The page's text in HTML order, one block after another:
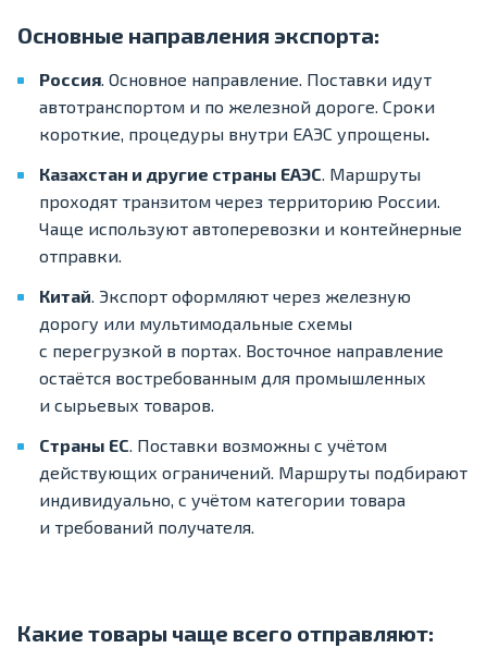
Основные направления экспорта:
Россия. Основное направление. Поставки идут
автотранспортом и по железной дороге. Сроки
короткие, процедуры внутри ЕАЭС упрощены.
Казахстан и другие страны ЕАЭС. Маршруты
проходят транзитом через территорию России.
Чаще используют автоперевозки и контейнерные
отправки.
Китай. Экспорт оформляют через железную
дорогу или мультимодальные схемы
с перегрузкой в портах. Восточное направление
остаётся востребованным для промышленных
и сырьевых товаров.
Страны ЕС. Поставки возможны с учётом
действующих ограничений. Маршруты подбирают
индивидуально, с учётом категории товара
и требований получателя.
Какие товары чаще всего отправляют: